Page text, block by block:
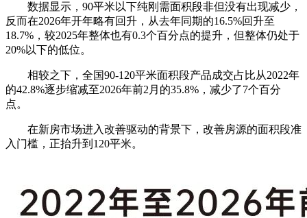
数据显示，90平米以下纯刚需面积段非但没有出现减少，
反而在2026年开年略有回升，从去年同期的16.5%回升至
18.7%，较2025年整体也有0.3个百分点的提升，但整体仍处于
20%以下的低位。
相较之下， 全国90-120平米面积段产品成交占比从2022年
的42.8%逐步缩减至2026年前2月的35.8% ，减少了7个百分
点。
在新房市场进入改善驱动的背景下，改善房源的面积段准
入门槛，正抬升到120平米。